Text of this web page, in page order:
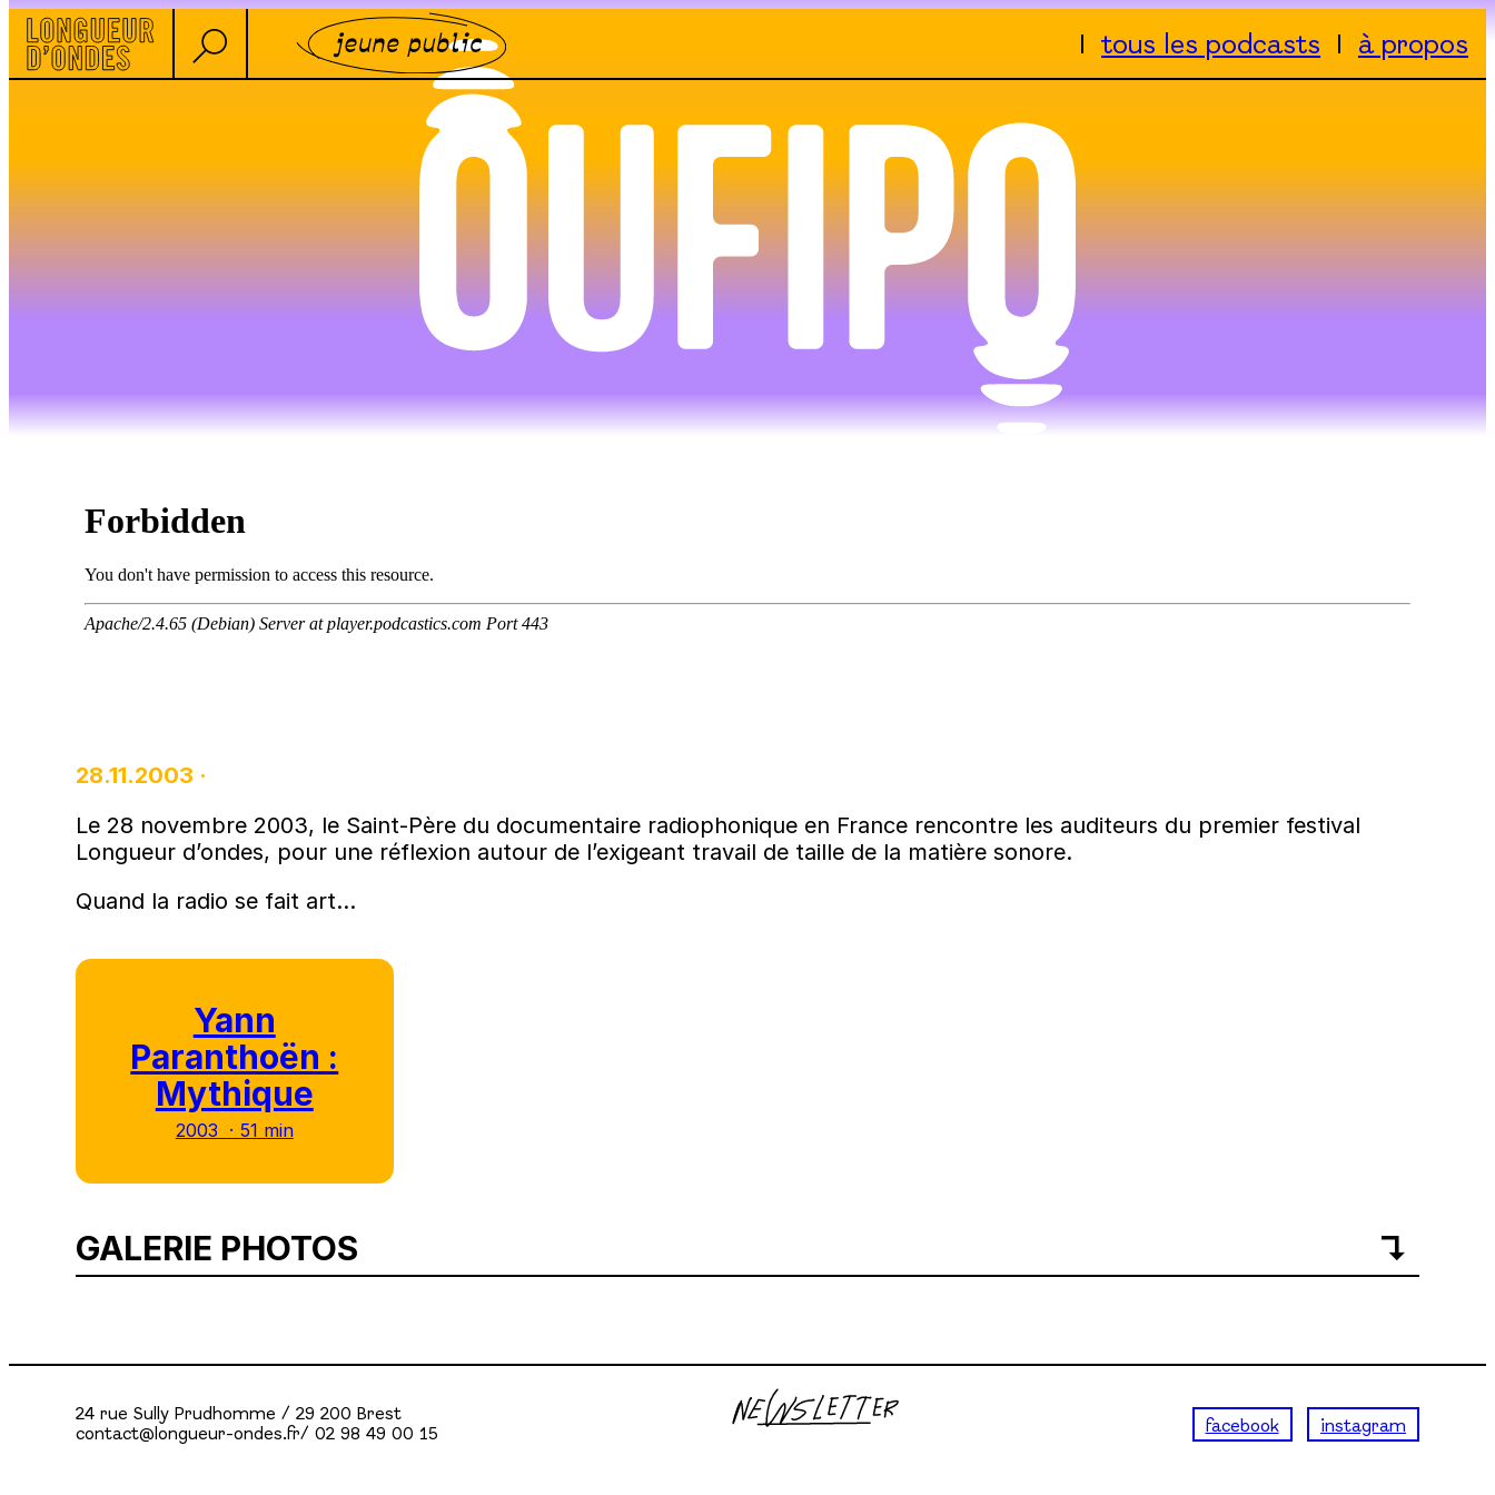
tous les podcasts à propos
28.11.2003 ·
Le 28 novembre 2003, le Saint-Père du documentaire radiophonique en France rencontre les auditeurs du premier festival
Longueur d’ondes, pour une réflexion autour de l’exigeant travail de taille de la matière sonore.
Quand la radio se fait art…
Yann
Paranthoën :
Mythique
2003 · 51 min
GALERIE PHOTOS
24 rue Sully Prudhomme / 29 200 Brest
contact@longueur-ondes.fr/ 02 98 49 00 15
facebook instagram